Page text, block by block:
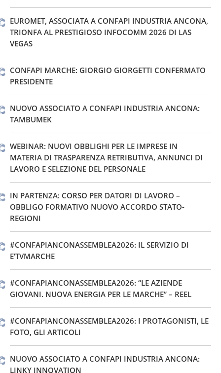
EUROMET, ASSOCIATA A CONFAPI INDUSTRIA ANCONA,
TRIONFA AL PRESTIGIOSO INFOCOMM 2026 DI LAS
VEGAS
CONFAPI MARCHE: GIORGIO GIORGETTI CONFERMATO
PRESIDENTE
NUOVO ASSOCIATO A CONFAPI INDUSTRIA ANCONA:
TAMBUMEK
WEBINAR: NUOVI OBBLIGHI PER LE IMPRESE IN
MATERIA DI TRASPARENZA RETRIBUTIVA, ANNUNCI DI
LAVORO E SELEZIONE DEL PERSONALE
IN PARTENZA: CORSO PER DATORI DI LAVORO –
OBBLIGO FORMATIVO NUOVO ACCORDO STATO-
REGIONI
#CONFAPIANCONASSEMBLEA2026: IL SERVIZIO DI
E’TVMARCHE
#CONFAPIANCONASSEMBLEA2026: “LE AZIENDE
GIOVANI. NUOVA ENERGIA PER LE MARCHE” – REEL
#CONFAPIANCONASSEMBLEA2026: I PROTAGONISTI, LE
FOTO, GLI ARTICOLI
NUOVO ASSOCIATO A CONFAPI INDUSTRIA ANCONA:
LINKY INNOVATION